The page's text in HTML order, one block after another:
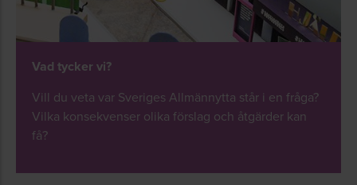
Vad tycker vi?
Vill du veta var Sveriges Allmännytta står i en fråga?
Vilka konsekvenser olika förslag och åtgärder kan
få?